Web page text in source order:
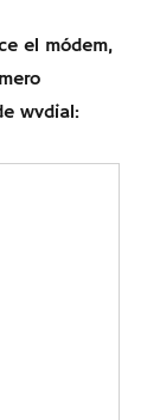
el módem,
wvdial: